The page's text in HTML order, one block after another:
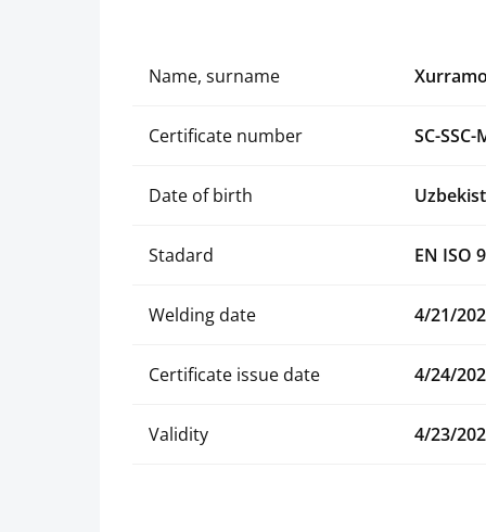
Name, surname
Certificate number SC-
Date of birth
Stadard EN ISO
Welding date 4/21/
Certificate issue date 4/24/
Validity 4/23/